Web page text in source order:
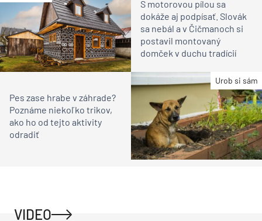
S motorovou pílou sa
dokáže aj podpísať. Slovák
sa nebál a v Čičmanoch si
postavil montovaný
domček v duchu tradícií
Urob si sám
Pes zase hrabe v záhrade?
Poznáme niekoľko trikov,
ako ho od tejto aktivity
odradiť
VIDEO